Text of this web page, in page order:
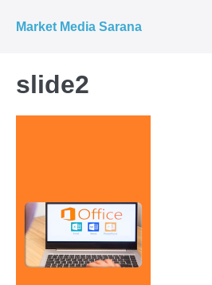
Market Media Sarana
slide2